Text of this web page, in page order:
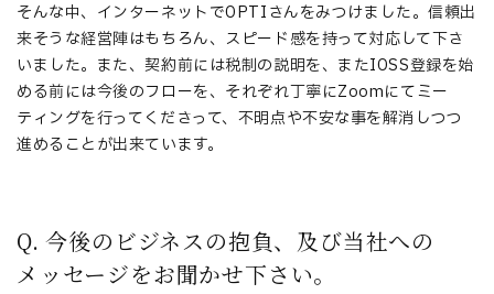
そんな中、インターネットでOPTIさんをみつけました。信頼出
来そうな経営陣はもちろん、スピード感を持って対応して下さ
いました。また、契約前には税制の説明を、またIOSS登録を始
める前には今後のフローを、それぞれ丁寧にZoomにてミー
ティングを行ってくださって、不明点や不安な事を解消しつつ
進めることが出来ています。
Q. 今後のビジネスの抱負、及び当社への
メッセージをお聞かせ下さい。